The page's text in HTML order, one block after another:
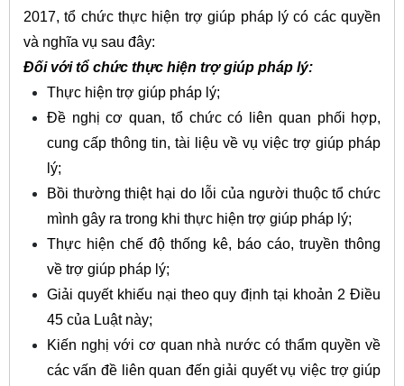
2017, tổ chức thực hiện trợ giúp pháp lý có các quyền
và nghĩa vụ sau đây:
Đối với tổ chức thực hiện trợ giúp pháp lý:
Thực hiện trợ giúp pháp lý;
Đề nghị cơ quan, tổ chức có liên quan phối hợp,
cung cấp thông tin, tài liệu về vụ việc trợ giúp pháp
lý;
Bồi thường thiệt hại do lỗi của người thuộc tổ chức
mình gây ra trong khi thực hiện trợ giúp pháp lý;
Thực hiện chế độ thống kê, báo cáo, truyền thông
về trợ giúp pháp lý;
Giải quyết khiếu nại theo quy định tại khoản 2 Điều
45 của Luật này;
Kiến nghị với cơ quan nhà nước có thẩm quyền về
các vấn đề liên quan đến giải quyết vụ việc trợ giúp